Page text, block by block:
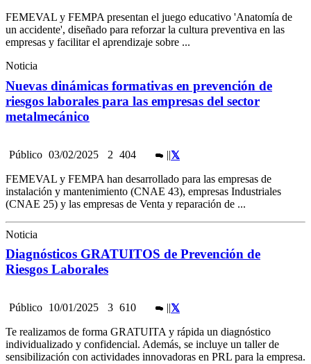
FEMEVAL y FEMPA presentan el juego educativo 'Anatomía de
un accidente', diseñado para reforzar la cultura preventiva en las
empresas y facilitar el aprendizaje sobre ...
Noticia
Nuevas dinámicas formativas en prevención de
riesgos laborales para las empresas del sector
metalmecánico
Público 03/02/2025 2 404 ||
FEMEVAL y FEMPA han desarrollado para las empresas de
instalación y mantenimiento (CNAE 43), empresas Industriales
(CNAE 25) y las empresas de Venta y reparación de ...
Noticia
Diagnósticos GRATUITOS de Prevención de
Riesgos Laborales
Público 10/01/2025 3 610 ||
Te realizamos de forma GRATUITA y rápida un diagnóstico
individualizado y confidencial. Además, se incluye un taller de
sensibilización con actividades innovadoras en PRL para la empresa.